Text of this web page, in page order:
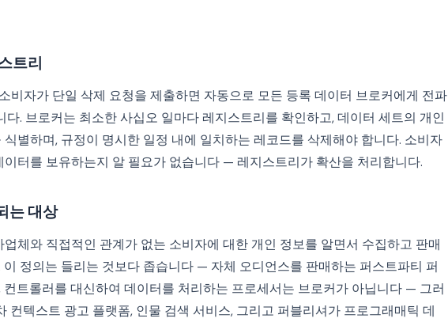
트리
비자가 단일 삭제 요청을 제출하면 자동으로 모든 등록 데이터 브로커에게 전파
다. 브로커는 최소한 사십오 일마다 레지스트리를 확인하고, 데이터 세트의 개인
별하며, 규정이 명시한 일정 내에 일치하는 레코드를 삭제해야 합니다. 소비자
터를 보유하는지 알 필요가 없습니다 — 레지스트리가 확산을 처리합니다.
는 대상
체와 직접적인 관계가 없는 소비자에 대한 개인 정보를 알면서 수집하고 판매
정의는 들리는 것보다 좁습니다 — 자체 오디언스를 판매하는 퍼스트파티 퍼
트롤러를 대신하여 데이터를 처리하는 프로세서는 브로커가 아닙니다 — 그러
컨텍스트 광고 플랫폼, 인물 검색 서비스, 그리고 퍼블리셔가 프로그래매틱 데